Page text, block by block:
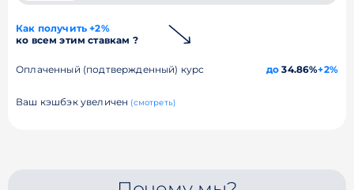
Как получить +2%
ко всем этим ставкам ?
Оплаченный (подтвержденный) курс до 34.86%+2%
Ваш кэшбэк увеличен (смотреть)